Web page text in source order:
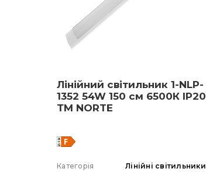
Лінійний світильник 1-NLP-
1352 54W 150 см 6500К ІР20
ТМ NORTE
Категорія
Лінійні світильники